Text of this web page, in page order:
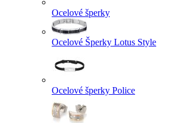
Ocelové šperky
Ocelové Šperky Lotus Style
Ocelové šperky Police